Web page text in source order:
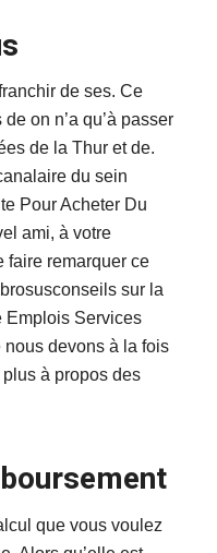
de ses. Ce
on n’a qu’à passer
de la Thur et de.
du sein
Pour Acheter Du
ami, à votre
faire remarquer ce
sur la
Emplois Services
devons à la fois
à propos des
que vous voulez